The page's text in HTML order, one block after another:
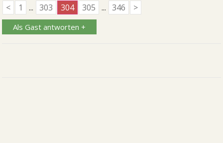
< 1 ... 303 304 305 ... 346 >
Als Gast antworten +